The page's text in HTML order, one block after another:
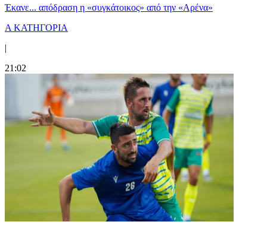
Έκανε... απόδραση η «συγκάτοικος» από την «Αρένα»
Α ΚΑΤΗΓΟΡΙΑ
|
21:02